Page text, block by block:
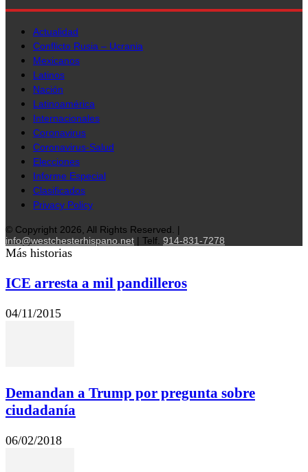
Actualidad
Conflicto Rusia – Ucrania
Mexicanos
Latinos
Nación
Latinoamérica
Internacionales
Coronavirus
Coronavirus-Salud
Elecciones
Informe Especial
Clasificados
Privacy Policy
© Copyright 2026, All Rights Reserved. |
info@westchesterhispano.net | Telf. 914-831-7278
Más historias
ICE arresta a mil pandilleros
04/11/2015
Demandan a Trump por pregunta sobre
ciudadanía
06/02/2018